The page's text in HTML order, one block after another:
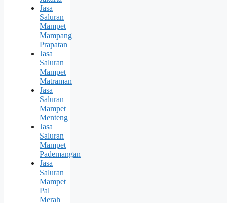
Jasa
Saluran
Mampet
Mampang
Prapatan
Jasa
Saluran
Mampet
Matraman
Jasa
Saluran
Mampet
Menteng
Jasa
Saluran
Mampet
Pademangan
Jasa
Saluran
Mampet
Pal
Merah